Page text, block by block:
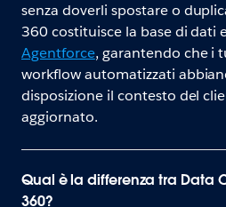
senza doverli spostare o
360 costituisce la base di dati
Agentforce, garantendo che i
workflow automatizzati
disposizione il contesto del
aggiornato.
Qual è la differenza tra Data
360?